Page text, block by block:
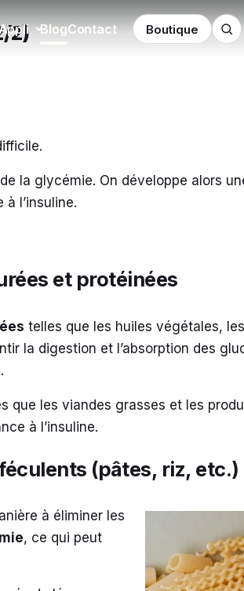
BlogContact Boutique
2)
de la glycémie. On développe alors
l’insuline.
et protéinées
telles que les huiles végétales,
la digestion et l’absorption des
que les viandes grasses et les
à l’insuline.
(pâtes, riz, etc.)
à éliminer les
, ce qui peut